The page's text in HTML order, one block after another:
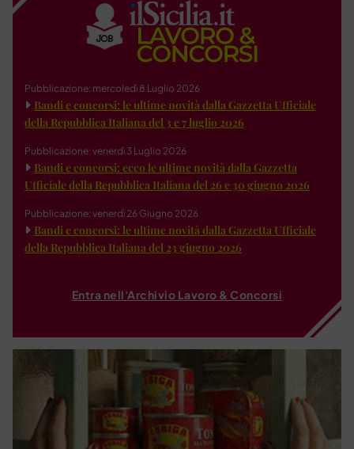
Pubblicazione: mercoledì 8 Luglio 2026
Bandi e concorsi: le ultime novità dalla Gazzetta Ufficiale
della Repubblica Italiana del 3 e 7 luglio 2026
Pubblicazione: venerdì 3 Luglio 2026
Bandi e concorsi: ecco le ultime novità dalla Gazzetta
Ufficiale della Repubblica Italiana del 26 e 30 giugno 2026
Pubblicazione: venerdì 26 Giugno 2026
Bandi e concorsi: le ultime novità dalla Gazzetta Ufficiale
della Repubblica Italiana del 23 giugno 2026
Entra nell'Archivio Lavoro & Concorsi